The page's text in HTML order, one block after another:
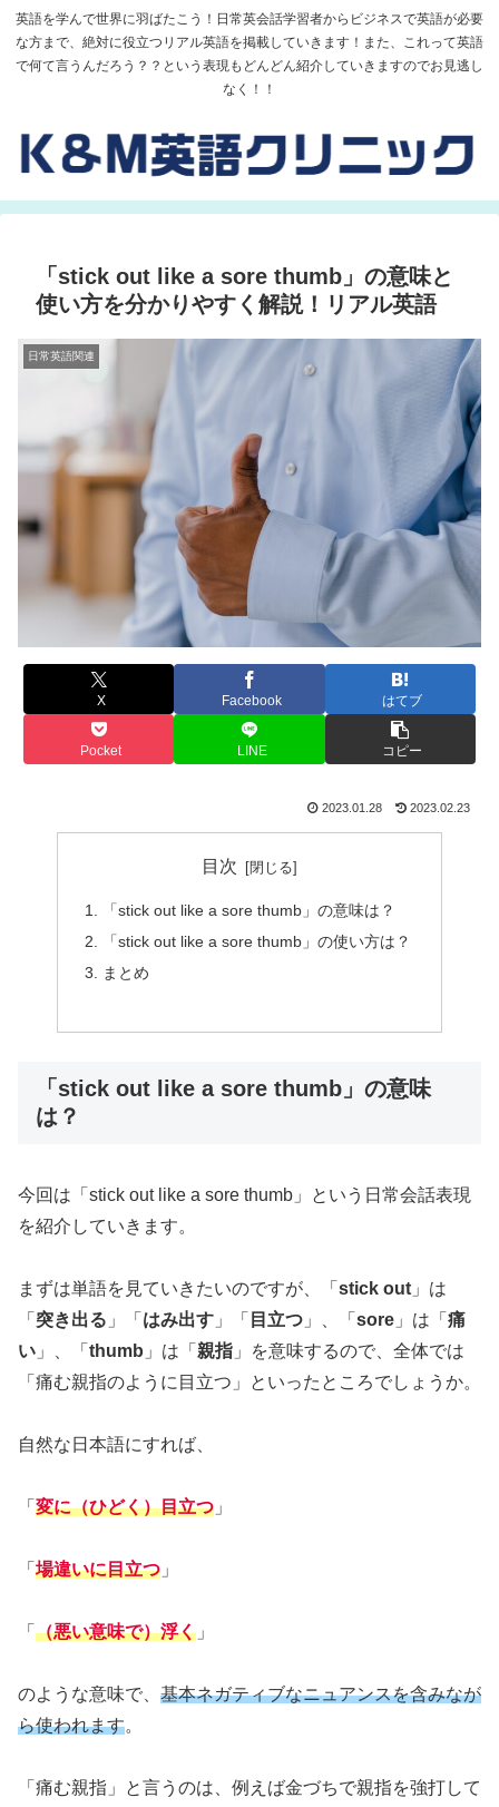
英語を学んで世界に羽ばたこう！日常英会話学習者からビジネスで英語が必要
な方まで、絶対に役立つリアル英語を掲載していきます！また、これって英語
で何て言うんだろう？？という表現もどんどん紹介していきますのでお見逃し
なく！！
「stick out like a sore thumb」の意味と
使い方を分かりやすく解説！リアル英語
日常英語関連
X Facebook はてブ
Pocket LINE コピー
2023.01.28 2023.02.23
目次
「stick out like a sore thumb」の意味は？
「stick out like a sore thumb」の使い方は？
まとめ
「stick out like a sore thumb」の意味
は？
今回は「stick out like a sore thumb」という日常会話表現
を紹介していきます。
まずは単語を見ていきたいのですが、「 stick out 」は
「 突き出る 」「 はみ出す 」「 目立つ 」、「 sore 」は「 痛
い 」、「 thumb 」は「 親指 」を意味するので、全体では
「痛む親指のように目立つ」といったところでしょうか。
自然な日本語にすれば、
「 変に（ひどく）目立つ 」
「 場違いに目立つ 」
「 （悪い意味で）浮く 」
のような意味で、 基本ネガティブなニュアンスを含みなが
ら使われます。
「痛む親指」と言うのは、例えば金づちで親指を強打して